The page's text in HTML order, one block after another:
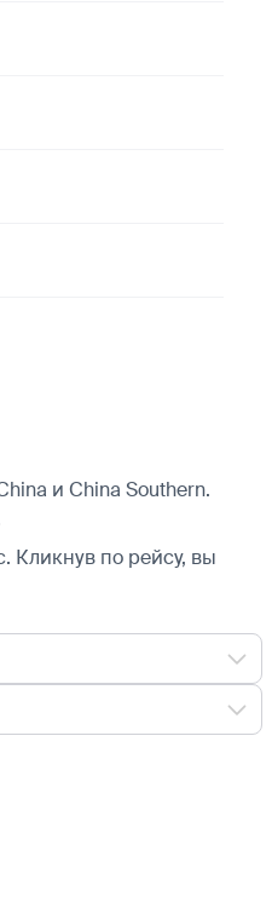
и China Southern.
Кликнув по рейсу, вы